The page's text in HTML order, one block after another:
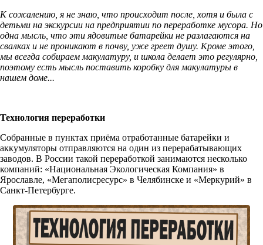
К сожалению, я не знаю, что происходит после, хотя и была с
детьми на экскурсии на предприятии по переработке мусора. Но
одна мысль, что эти ядовитые батарейки не разлагаются на
свалках и не проникают в почву, уже греет душу. Кроме этого,
мы всегда собираем макулатуру, и школа делает это регулярно,
поэтому есть мысль поставить коробку для макулатуры в
нашем доме...
Технология переработки
Собранные в пунктах приёма отработанные батарейки и
аккумуляторы отправляются на один из перерабатывающих
заводов. В России такой переработкой занимаются несколько
компаний: «Национальная Экологическая Компания» в
Ярославле, «Мегаполисресурс» в Челябинске и «Меркурий» в
Санкт-Петербурге.